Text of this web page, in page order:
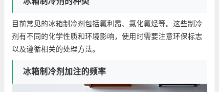
目前常见的冰箱制冷剂包括氟利昂、氯化氟烃等。这些制冷
剂有不同的化学性质和环境影响，使用时需要注意环保标志
以及遵循相关的处理方法。
冰箱制冷剂加注的频率